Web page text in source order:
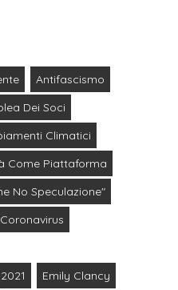
Antifascismo
Dei Soci
Climatici
Come Piattaforma
No Speculazione"
Coronavirus
Emily Clancy